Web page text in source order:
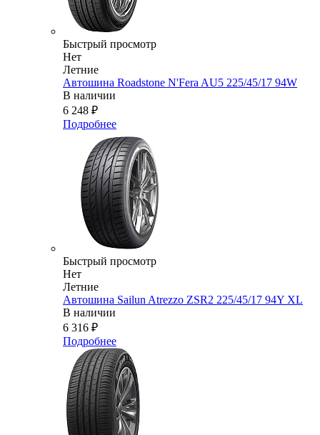
Быстрый просмотр
Нет
Летние
Автошина Roadstone N'Fera AU5 225/45/17 94W
В наличии
6 248 ₽
Подробнее
Быстрый просмотр
Нет
Летние
Автошина Sailun Atrezzo ZSR2 225/45/17 94Y XL
В наличии
6 316 ₽
Подробнее